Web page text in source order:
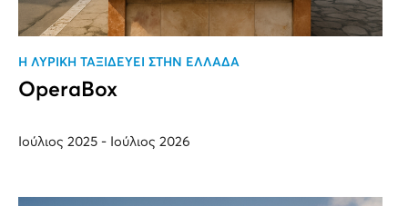
H ΛΥΡΙΚΗ ΤΑΞΙΔΕΥΕΙ ΣΤΗΝ ΕΛΛΑΔΑ
OperaBox
Ιούλιος 2025 - Ιούλιος 2026